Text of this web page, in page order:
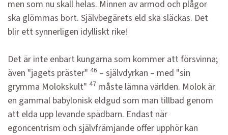
men som nu skall helas. Minnen av armod och plågor
ska glömmas bort. Självbegärets eld ska släckas. Det
blir ett synnerligen idylliskt rike!
Det är inte enbart kungarna som kommer att försvinna;
även "jagets präster" 46 – självdyrkan – med "sin
grymma Molokskult" 47 måste lämna världen. Molok är
en gammal babylonisk eldgud som man tillbad genom
att elda upp levande spädbarn. Endast när
egoncentrism och självfrämjande offer upphör kan